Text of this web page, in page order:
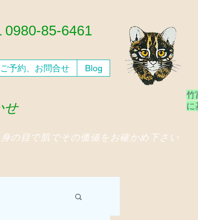
0980-85-6461
ご予約、お問合せ Blog
せ
竹
に
の目で肌でその価値をお確かめ下さい